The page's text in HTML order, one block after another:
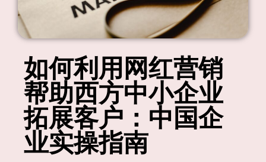
如何利用网红营销
帮助西方中小企业
拓展客户：中国企
业实操指南